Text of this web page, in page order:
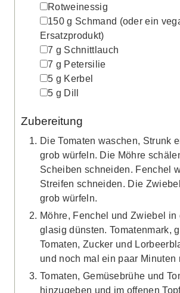
▢
Rotweinessig
▢
150 g Schmand (oder ein
Ersatzprodukt)
▢
7 g Schnittlauch
▢
7 g Petersilie
▢
5 g Kerbel
▢
5 g Dill
Zubereitung
Die Tomaten waschen, Strunk
grob würfeln. Die Möhre
Scheiben schneiden. Fenchel
Streifen schneiden. Die
grob würfeln.
Möhre, Fenchel und Zwiebel in
glasig dünsten. Tomatenmark,
Tomaten, Zucker und
und noch mal ein paar Minuten
Tomaten, Gemüsebrühe und
hinzugeben und im offenen